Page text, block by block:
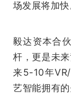
场发展将加快
毅达资本合
杆，更是未
来5-10年
艺智能拥有